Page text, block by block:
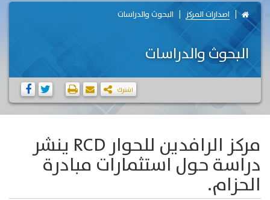
اصدارات المركز البحوث والدراسات
البحوث والدراسات
اشترك
مركز الرافدين للحوار RCD ينشر
دراسة حول استثمارات مبادرة
الحزام.